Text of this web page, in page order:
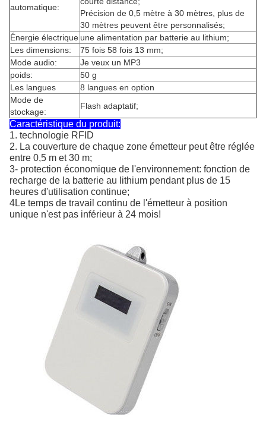
automatique:
Précision de 0,5 mètre à 30 mètres, plus de
30 mètres peuvent être personnalisés;
Énergie électrique une alimentation par batterie au lithium;
Les dimensions:
75 fois 58 fois 13 mm;
Mode audio:
Je veux un MP3
poids:
50 g
Les langues
8 langues en option
Mode de
stockage:
Flash adaptatif;
Caractéristique du produit:
1. technologie RFID
2. La couverture de chaque zone émetteur peut être réglée
entre 0,5 m et 30 m;
3- protection économique de l'environnement: fonction de
recharge de la batterie au lithium pendant plus de 15
heures d'utilisation continue;
4Le temps de travail continu de l'émetteur à position
unique n'est pas inférieur à 24 mois!